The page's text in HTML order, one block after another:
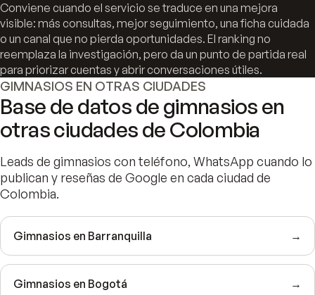
Conviene cuando el servicio se traduce en una mejora
visible: más consultas, mejor seguimiento, una ficha cuidada
o un canal que no pierda oportunidades. El ranking no
reemplaza la investigación, pero da un punto de partida real
para priorizar cuentas y abrir conversaciones útiles.
GIMNASIOS EN OTRAS CIUDADES
Base de datos de gimnasios en
otras ciudades de Colombia
Leads de gimnasios con teléfono, WhatsApp cuando lo
publican y reseñas de Google en cada ciudad de
Colombia.
Gimnasios en Barranquilla →
Gimnasios en Bogotá →